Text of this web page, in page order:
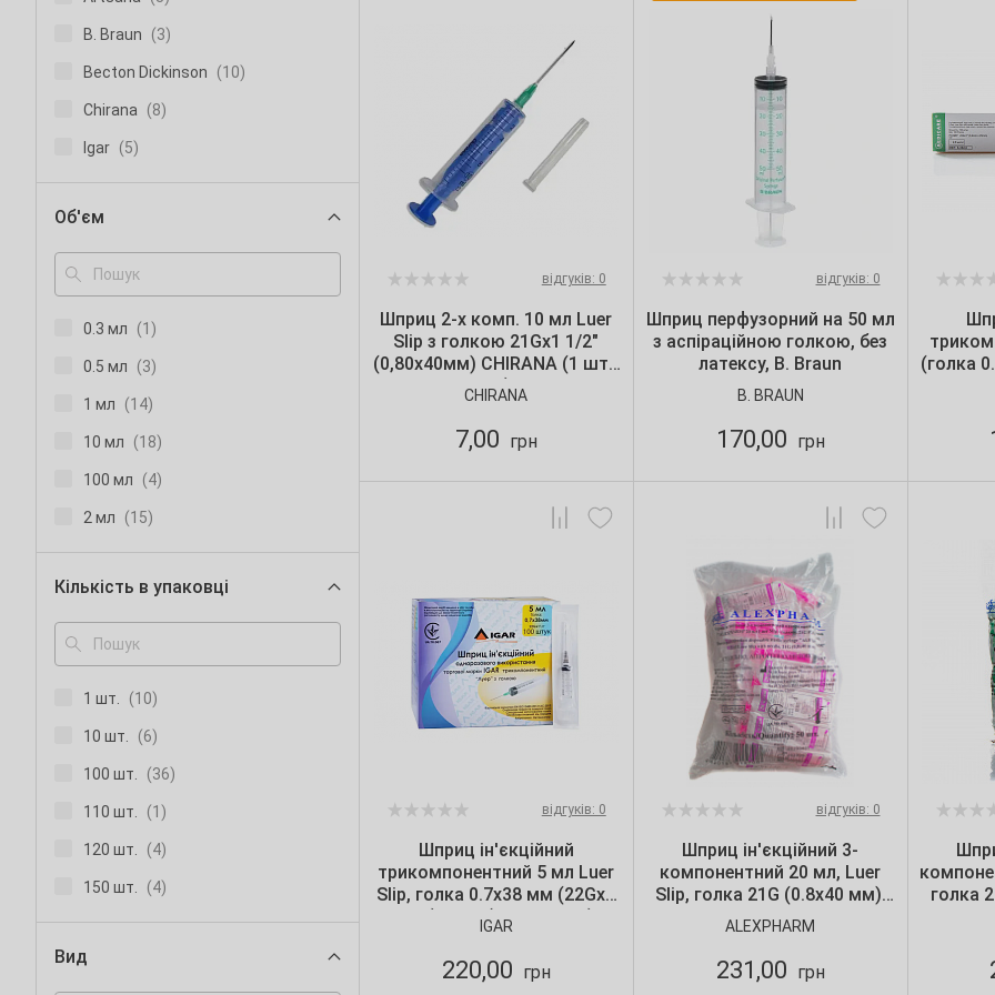
B. Braun (3)
Becton Dickinson (10)
Chirana (8)
Igar (5)
JS (1)
Medicare
Гемопласт (1)
Об'єм
0.3 мл (1)
0.5 мл (3)
1 мл (14)
10 мл (18)
100 мл (4)
2 мл (15)
20 мл (13)
5 мл (17)
Кількість в упаковці
1 шт. (10)
10 шт. (6)
100 шт. (36)
110 шт. (1)
120 шт. (4)
150 шт. (4)
180 шт. (1)
200 шт.
Вид
відгуків: 0
Шприц 2-х комп. 10 мл Luer
Slip з голкою 21Gх1 1/2"
(0,80х40мм) CHIRANA (1 шт./
уп.)
CHIRANA
7,00 грн
відгуків: 0
Шприц перфузорний на 50 мл
з аспіраційною голкою, без
латексу, B. Braun
B. BRAUN
170,00 грн
(голка
відгуків: 0
Шприц ін'єкційний
трикомпонентний 5 мл Luer
Slip, голка 0.7х38 мм (22Gх1
1/2") IGAR (100 шт./уп.)
IGAR
220,00 грн
відгуків: 0
Шприц ін'єкційний 3-
компонентний 20 мл, Luer
Slip, голка 21G (0.8х40 мм),
50 шт./уп, ALEXPHARM
ALEXPHARM
231,00 грн
голка